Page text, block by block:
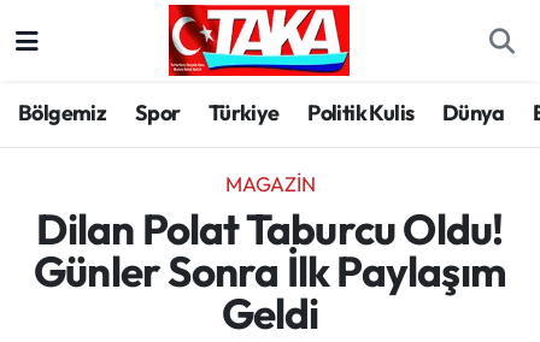
Bölgemiz Spor Türkiye Politik Kulis Dünya
MAGAZIN
Dilan Polat Taburcu Oldu!
Günler Sonra İlk Paylaşım
Geldi
Spor
Türkiye
Kültür/Sanat
Trabzon Hava Durumu
Trabzon Trafik Yoğunluk Haritası
Süper Lig Puan Durumu ve Fikstür